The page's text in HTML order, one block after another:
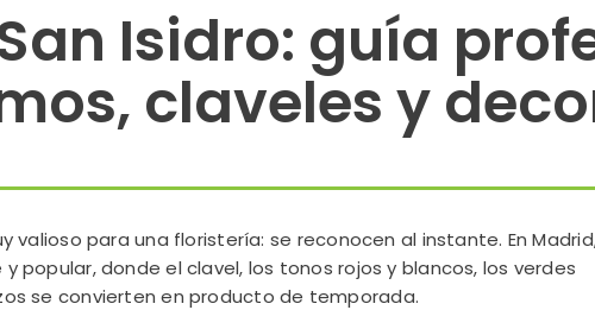
Isidro: guía
claveles y
valioso para una floristería: se reconocen al instante. En
popular, donde el clavel, los tonos rojos y blancos, los verdes
se convierten en producto de temporada.